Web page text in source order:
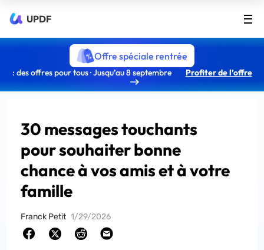
UPDF
Offre spéciale rentrée
: des offres pour tous · Jusqu’au 8 septembre Profiter de l’offre
30 messages touchants
pour souhaiter bonne
chance à vos amis et à votre
famille
Franck Petit 1/29/2026